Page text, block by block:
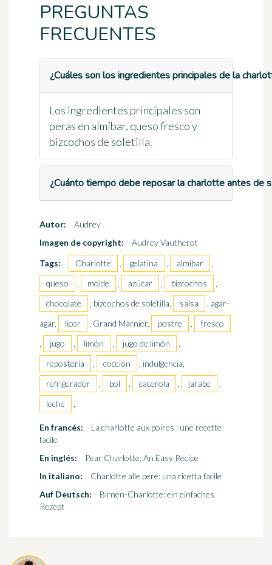
PREGUNTAS
FRECUENTES
¿Cuáles son los ingredientes principales de la
Los ingredientes principales son
peras en almíbar, queso fresco y
bizcochos de soletilla.
¿Cuánto tiempo debe reposar la charlotte antes de
Autor:
Audrey
Imagen de copyright:
Audrey Vautherot
Tags:
Charlotte , gelatina , almíbar
,
queso
, molde , azúcar , bizcochos
,
chocolate
, bizcochos de soletilla, salsa
, agar-
agar,
licor , Grand Marnier, postre ,
fresco
,
jugo , limón , jugo de limón
,
repostería
, cocción
, indulgencia,
refrigerador
, bol , cacerola , jarabe
,
leche
,
En francés:
La charlotte aux poires : une recette
facile
En inglés:
Pear Charlotte: An Easy Recipe
In italiano:
Charlotte alle pere: una ricetta facile
Auf Deutsch:
Birnen-Charlotte: ein einfaches
Rezept